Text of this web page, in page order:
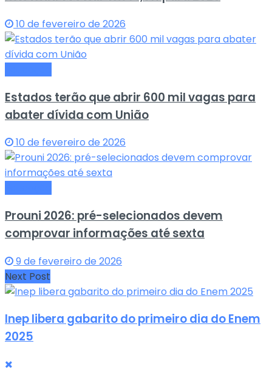
10 de fevereiro de 2026
Estados terão que abrir 600 mil vagas para
abater dívida com União
10 de fevereiro de 2026
Prouni 2026: pré-selecionados devem
comprovar informações até sexta
9 de fevereiro de 2026
Next Post
Inep libera gabarito do primeiro dia do Enem
2025